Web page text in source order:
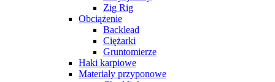
Zig Rig
Obciążenie
Backlead
Ciężarki
Gruntomierze
Haki karpiowe
Materiały przyponowe